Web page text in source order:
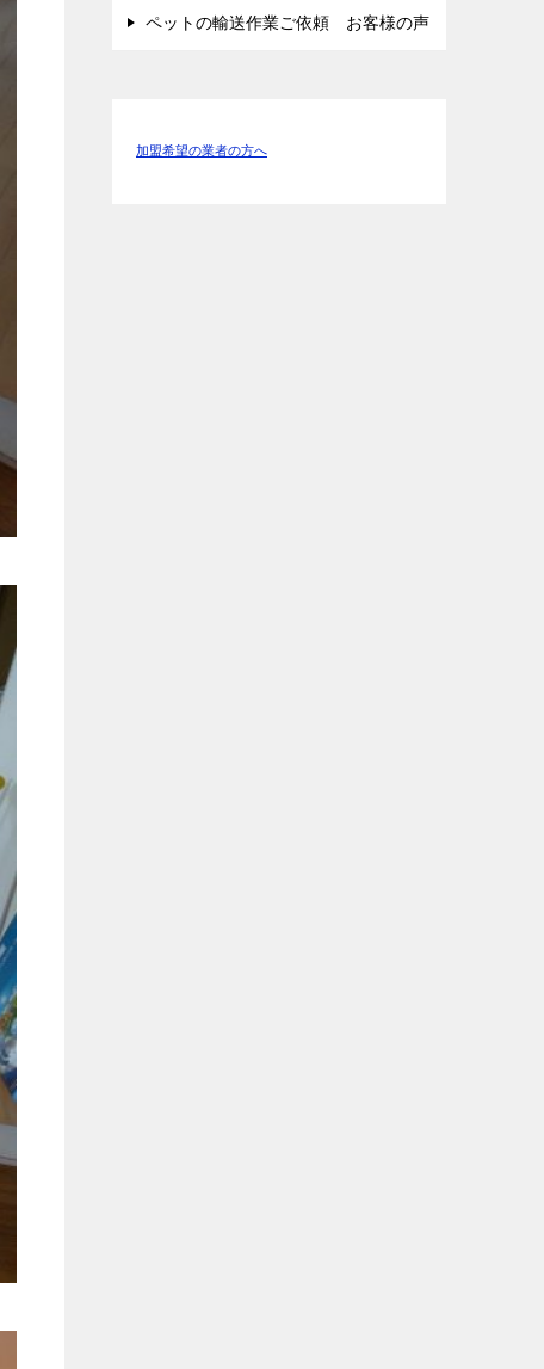
ペットの輸送作業ご依頼 お客様の声
加盟希望の業者の方へ